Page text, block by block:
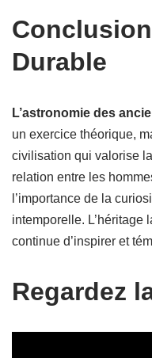
Durable
L’astronomie des
un exercice théorique,
civilisation qui valorise
relation entre les
l’importance de la
intemporelle. L’héritage
continue d’inspirer et
Regardez